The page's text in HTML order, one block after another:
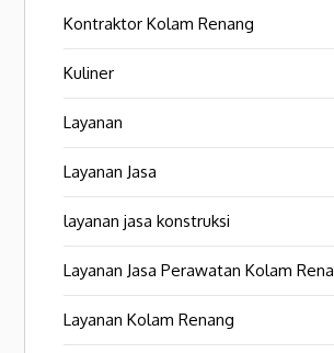
Kontraktor Kolam Renang
Kuliner
Layanan
Layanan Jasa
layanan jasa konstruksi
Layanan Jasa Perawatan Kolam
Layanan Kolam Renang